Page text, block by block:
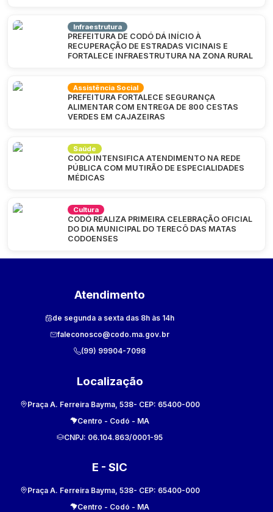
Infraestrutura
PREFEITURA DE CODÓ DÁ INÍCIO À
RECUPERAÇÃO DE ESTRADAS VICINAIS E
FORTALECE INFRAESTRUTURA NA ZONA RURAL
Assistência Social
PREFEITURA FORTALECE SEGURANÇA
ALIMENTAR COM ENTREGA DE 800 CESTAS
VERDES EM CAJAZEIRAS
Saúde
CODÓ INTENSIFICA ATENDIMENTO NA REDE
PÚBLICA COM MUTIRÃO DE ESPECIALIDADES
MÉDICAS
Cultura
CODÓ REALIZA PRIMEIRA CELEBRAÇÃO OFICIAL
DO DIA MUNICIPAL DO TERECÔ DAS MATAS
CODOENSES
Atendimento
de segunda a sexta das 8h às 14h
faleconosco@codo.ma.gov.br
(99) 99904-7098
Localização
Praça A. Ferreira Bayma, 538- CEP: 65400-000
Centro - Codó - MA
CNPJ: 06.104.863/0001-95
E - SIC
Praça A. Ferreira Bayma, 538- CEP: 65400-000
Centro - Codó - MA